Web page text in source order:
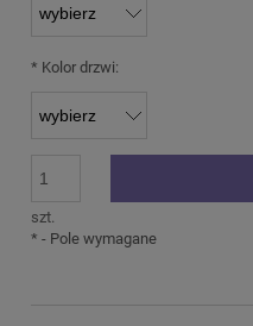
* Kolor drzwi:
szt.
* - Pole wymagane